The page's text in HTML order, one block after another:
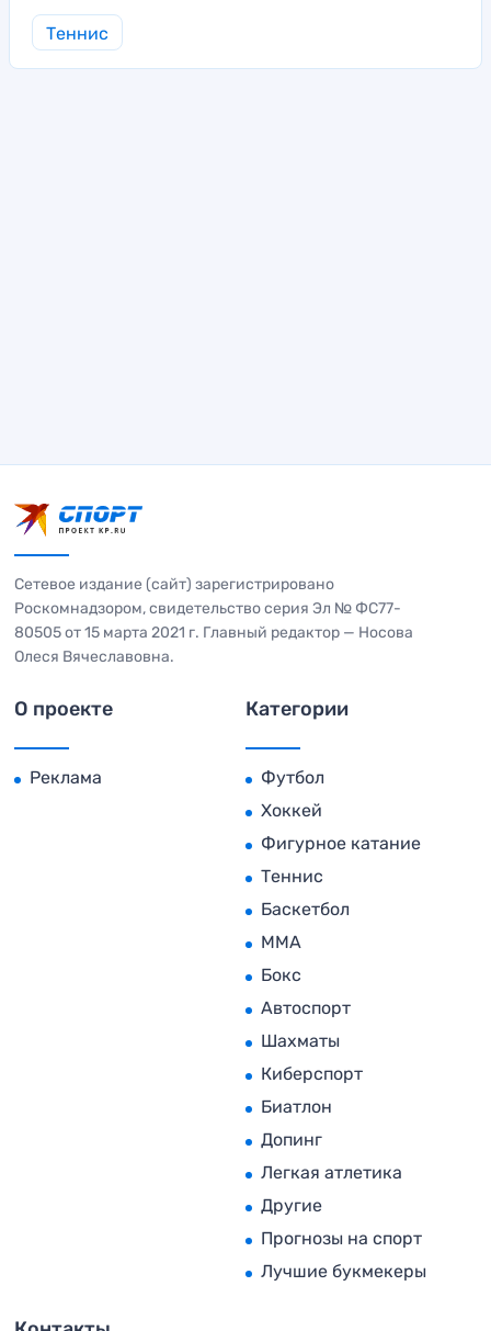
Теннис
Сетевое издание (сайт) зарегистрировано
Роскомнадзором, свидетельство серия Эл № ФС77-
80505 от 15 марта 2021 г. Главный редактор — Носова
Олеся Вячеславовна.
О проекте
Реклама
Категории
Футбол
Хоккей
Фигурное катание
Теннис
Баскетбол
MMA
Бокс
Автоспорт
Шахматы
Киберспорт
Биатлон
Допинг
Легкая атлетика
Другие
Прогнозы на спорт
Лучшие букмекеры